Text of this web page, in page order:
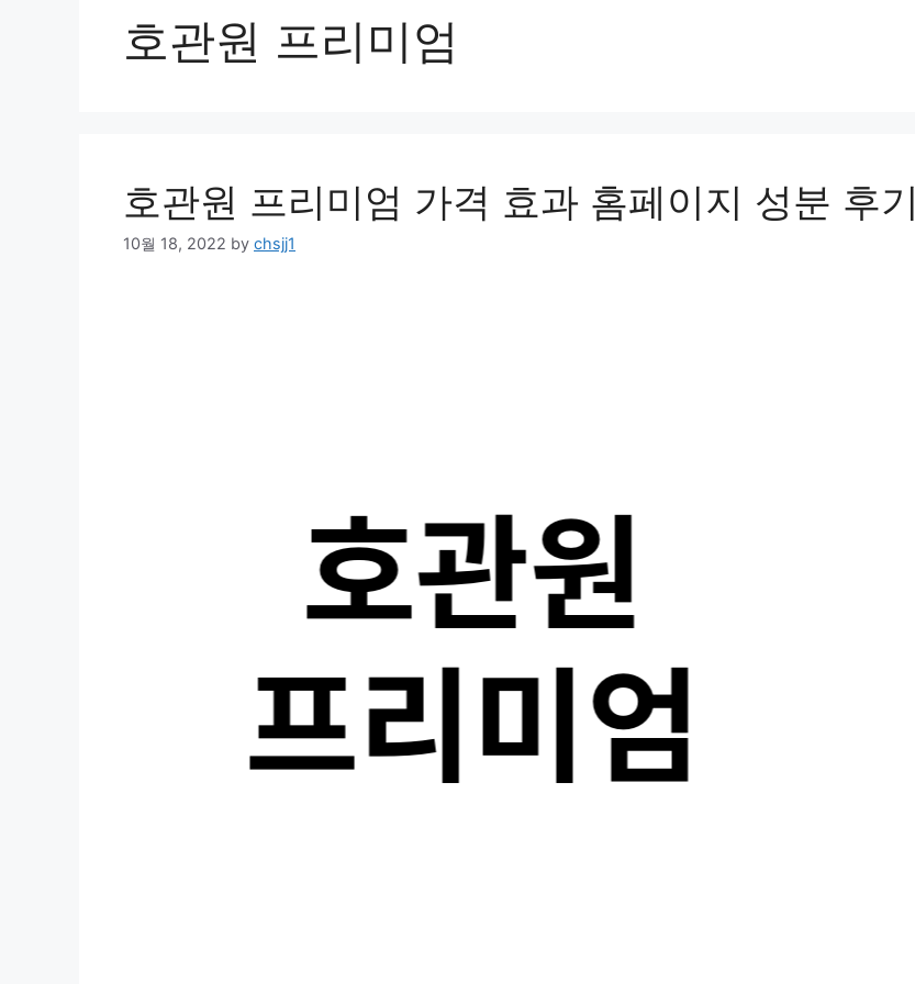
호관원 프리미엄
호관원 프리미엄 가격 효과 홈페이지 성분 후기
10월 18, 2022 by chsjj1